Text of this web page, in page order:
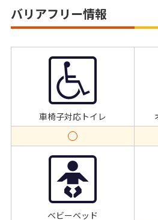
バリアフリー情報
車椅子対応トイレ
ベビーベッド